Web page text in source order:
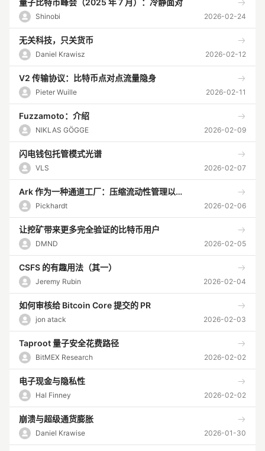
量子比特币峰会（2025 年 7 月）：冷静面对
Shinobi 2026-02-24
无关科技，只关货币
Daniel Krawisz 2026-02-12
V2 传输协议：比特币点对点流量隐身
Pieter Wuille 2026-02-11
Fuzzamoto：介绍
NIKLAS GÖGGE 2026-02-09
闪电钱包托管模式光谱
VLS 2026-02-07
Ark 作为一种通道工厂：压缩流动性管理以提高支付可行性
Pickhardt 2026-02-06
让挖矿带来更多完全验证的比特币用户
DMND 2026-02-05
CSFS 的有趣用法（其一）
Jeremy Rubin 2026-02-04
如何审核给 Bitcoin Core 提交的 PR
jon atack 2026-02-03
Taproot 量子安全花费路径
BitMEX Research 2026-02-02
电子现金与隐私性
Hal Finney 2026-02-02
崩溃与超级通货膨胀
Daniel Krawise 2026-01-30